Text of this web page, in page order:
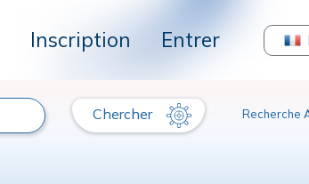
Inscription Entrer
Chercher Recherche